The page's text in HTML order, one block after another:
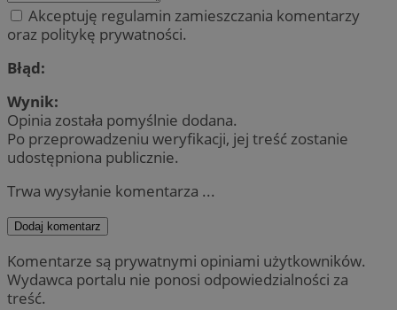
Akceptuję regulamin zamieszczania komentarzy
oraz politykę prywatności.
Błąd:
Wynik:
Opinia została pomyślnie dodana.
Po przeprowadzeniu weryfikacji, jej treść zostanie
udostępniona publicznie.
Trwa wysyłanie komentarza ...
Dodaj komentarz
Komentarze są prywatnymi opiniami użytkowników.
Wydawca portalu nie ponosi odpowiedzialności za
treść.